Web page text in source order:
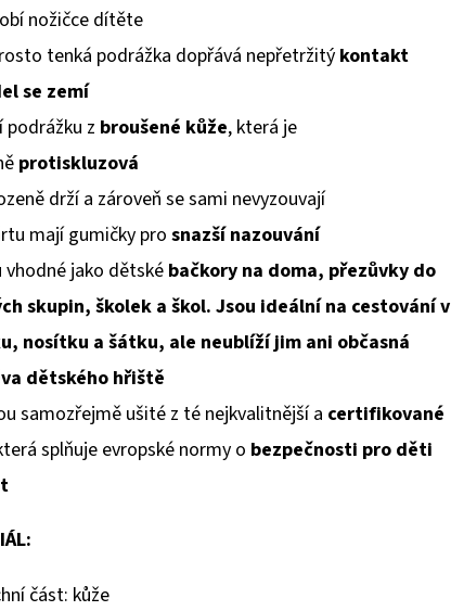
nožičce dítěte
tenká podrážka dopřává nepřetržitý kontakt
se zemí
podrážku z broušené kůže, která je
protiskluzová
drží a zároveň se sami nevyzouvají
mají gumičky pro snazší nazouvání
vhodné jako dětské bačkory na doma, přezůvky do
skupin, školek a škol. Jsou ideální na cestování v
nosítku a šátku, ale neublíží jim ani občasná
dětského hřiště
samozřejmě ušité z té nejkvalitnější a certifikované
splňuje evropské normy o bezpečnosti pro děti
část: kůže